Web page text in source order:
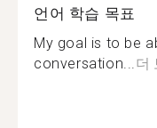
언어 학습 목표
My goal is to be
conversation...더